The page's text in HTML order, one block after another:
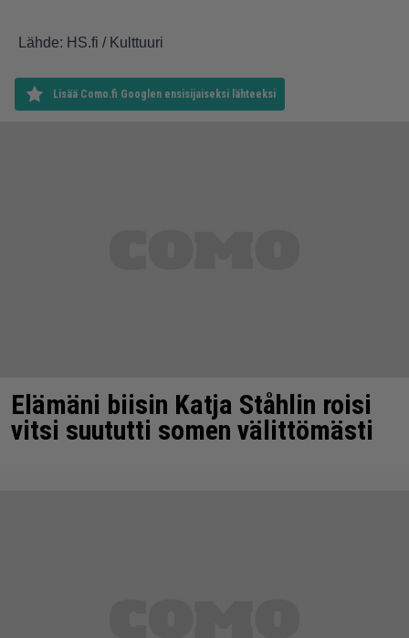
Lähde: HS.fi / Kulttuuri
Lisää Como.fi Googlen ensisijaiseksi lähteeksi
Elämäni biisin Katja Ståhlin roisi
vitsi suututti somen välittömästi